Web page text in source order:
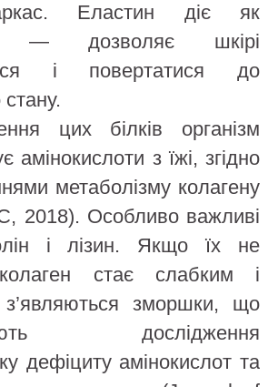
Еластин діє як
— дозволяє шкірі
і повертатися до
цих білків організм
амінокислоти з їжі, згідно
метаболізму колагену
2018). Особливо важливі
і лізин. Якщо їх не
стає слабким і
зморшки, що
дослідження
дефіциту амінокислот та